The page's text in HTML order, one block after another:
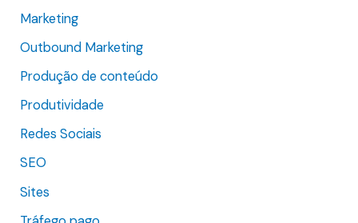
Marketing
Outbound Marketing
Produção de conteúdo
Produtividade
Redes Sociais
SEO
Sites